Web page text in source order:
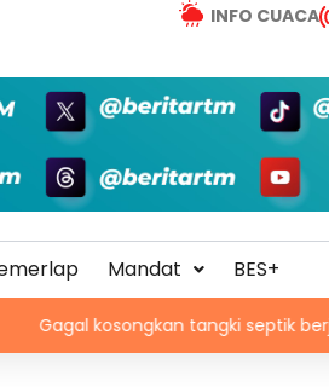
INFO CUACA
Mandat BES+
tangki septik berjadual: 270